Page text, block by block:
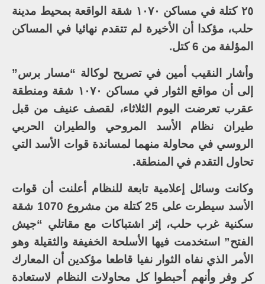
٢٥ كتلة في مساكن ١٠٧٠ شقة الواقعة بمحيط مدينة
حلب، مؤكدا أن الأخيرة لم تتقدم نهائيا في المساكن
المؤلفة من 6 كتل.
وأشار النقيب أمين في تصريح لوكالة “مسار برس”
إلى أن مواقع الثوار في مساكن ١٠٧٠ شقة ومنطقة
عقرب تعرضت اليوم الثلاثاء، لقصف عنيف من قبل
طيران نظام الأسد المروحي والطيران الحربي
الروسي في محاولة منهما لمساندة قوات الأسد التي
تحاول التقدم في المنطقة.
وكانت وسائل إعلامية تابعة للنظام أعلنت أن قوات
الأسد سيطرت على 25 كتلة من مشروع 1070 شقة
سكنية غرب حلب، إثر اشتباكات مع مقاتلي “جيش
الفتح” استخدمت فيها الأسلحة الخفيفة والثقيلة وهو
الأمر الذي نفاه الثوار نفيا قاطعا مؤكدين أن المعارك
كر وفر وأنهم أحبطوا كل محاولات النظام لاستعادة